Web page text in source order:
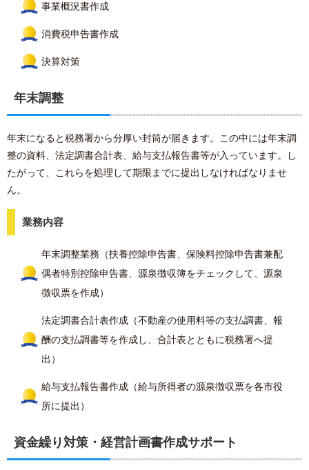
事業概況書作成
消費税申告書作成
決算対策
年末調整
年末になると税務署から分厚い封筒が届きます。この中には年末調
整の資料、法定調書合計表、給与支払報告書等が入っています。し
たがって、これらを処理して期限までに提出しなければなりませ
ん。
業務内容
年末調整業務（扶養控除申告書、保険料控除申告書兼配
偶者特別控除申告書、源泉徴収簿をチェックして、源泉
徴収票を作成）
法定調書合計表作成（不動産の使用料等の支払調書、報
酬の支払調書等を作成し、合計表とともに税務署へ提
出）
給与支払報告書作成（給与所得者の源泉徴収票を各市役
所に提出）
資金繰り対策・経営計画書作成サポート